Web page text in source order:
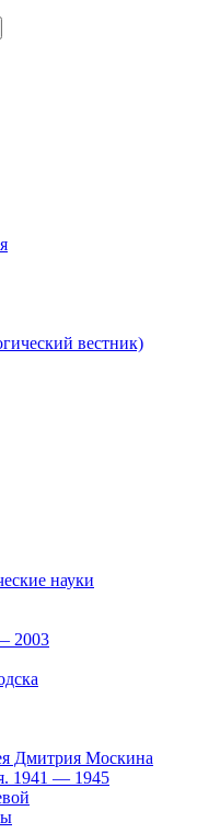
вестник)
науки
2003
Дмитрия Москина
1941 — 1945